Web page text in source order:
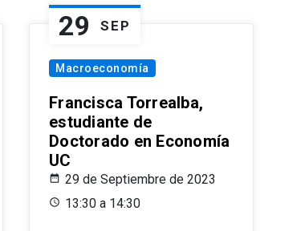
29 SEP
Macroeconomía
Francisca Torrealba,
estudiante de
Doctorado en Economía
UC
29 de Septiembre de 2023
13:30 a 14:30